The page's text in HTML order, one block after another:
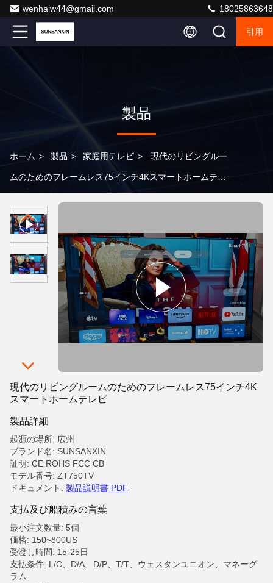
wenhaiw44@gmail.com 18025863648
引用
製品
ホーム > 製品 > 家庭用テレビ > 現代のリビングルー
ムのためのフレームレス75インチ4Kスマートホームテレ
現代のリビングルームのためのフレームレス75インチ4K
スマートホームテレビ
製品詳細
起源の場所: 広州
ブランド名: SUNSANXIN
証明: CE ROHS FCC CB
モデル番号: ZT750TV
ドキュメント: 製品説明書 PDF
支払及び船積みの言葉
最小注文数量: 5個
価格: 150~800US
受渡し時間: 15-25日
支払条件: L/C、D/A、D/P、T/T、ウェスタンユニオン、マネーグ
ラム